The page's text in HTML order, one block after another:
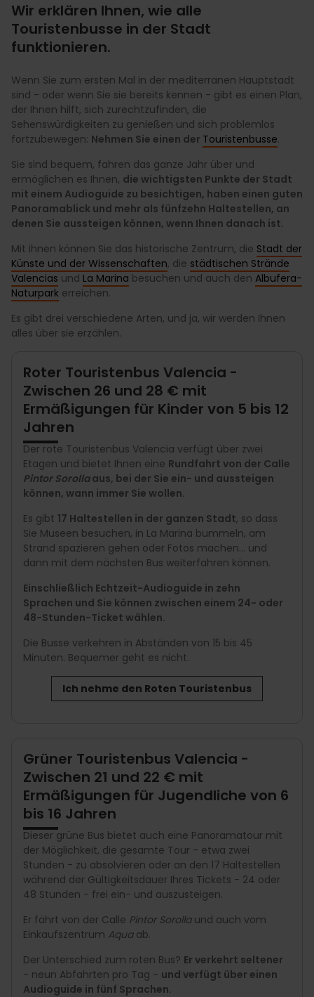
Wir erklären Ihnen, wie alle
Touristenbusse in der Stadt
funktionieren.
Wenn Sie zum ersten Mal in der mediterranen Hauptstadt
sind - oder wenn Sie sie bereits kennen - gibt es einen Plan,
der Ihnen hilft, sich zurechtzufinden, die
Sehenswürdigkeiten zu genießen und sich problemlos
fortzubewegen: Nehmen Sie einen der Touristenbusse.
Sie sind bequem, fahren das ganze Jahr über und
ermöglichen es Ihnen, die wichtigsten Punkte der Stadt
mit einem Audioguide zu besichtigen, haben einen guten
Panoramablick und mehr als fünfzehn Haltestellen, an
denen Sie aussteigen können, wenn Ihnen danach ist.
Mit ihnen können Sie das historische Zentrum, die Stadt der
Künste und der Wissenschaften, die städtischen Strände
Valencias und La Marina besuchen und auch den Albufera-
Naturpark erreichen.
Es gibt drei verschiedene Arten, und ja, wir werden Ihnen
alles über sie erzählen.
Roter Touristenbus Valencia -
Zwischen 26 und 28 € mit
Ermäßigungen für Kinder von 5 bis 12
Jahren
Der rote Touristenbus Valencia verfügt über zwei
Etagen und bietet Ihnen eine Rundfahrt von der Calle
Pintor Sorollaaus, bei der Sie ein- und aussteigen
können, wann immer Sie wollen.
Es gibt 17 Haltestellen in der ganzen Stadt, so dass
Sie Museen besuchen, in La Marina bummeln, am
Strand spazieren gehen oder Fotos machen... und
dann mit dem nächsten Bus weiterfahren können.
Einschließlich Echtzeit-Audioguide in zehn
Sprachen und Sie können zwischen einem 24- oder
48-Stunden-Ticket wählen.
Die Busse verkehren in Abständen von 15 bis 45
Minuten. Bequemer geht es nicht.
Ich nehme den Roten Touristenbus
Grüner Touristenbus Valencia -
Zwischen 21 und 22 € mit
Ermäßigungen für Jugendliche von 6
bis 16 Jahren
Dieser grüne Bus bietet auch eine Panoramatour mit
der Möglichkeit, die gesamte Tour - etwa zwei
Stunden - zu absolvieren oder an den 17 Haltestellen
während der Gültigkeitsdauer Ihres Tickets - 24 oder
48 Stunden - frei ein- und auszusteigen.
Er fährt von der Calle Pintor Sorollaund auch vom
Einkaufszentrum Aquaab.
Der Unterschied zum roten Bus? Er verkehrt seltener
- neun Abfahrten pro Tag - und verfügt über einen
Audioguide in fünf Sprachen.